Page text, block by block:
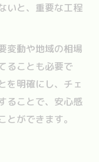
いと、重要な工程
変動や地域の相場
ることも必要で
を明確にし、チェ
ることで、安心感
ができます。